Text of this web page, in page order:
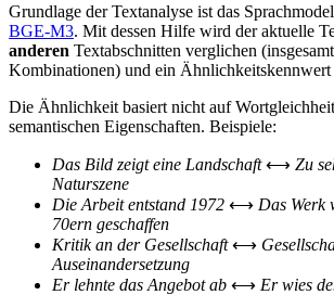
Grundlage der Textanalyse ist das
BGE-M3. Mit dessen Hilfe wird der aktuelle
anderen Textabschnitten verglichen
Kombinationen) und ein Ähnlichkeitskennwert
Die Ähnlichkeit basiert nicht auf
semantischen Eigenschaften. Beispiele:
Das Bild zeigt eine Landschaft⟷ Zu
Naturszene
Die Arbeit entstand 1972 ⟷ Das Werk
70ern geschaffen
Kritik an der Gesellschaft⟷
Auseinandersetzung
Er lehnte das Angebot ab ⟷ Er wies